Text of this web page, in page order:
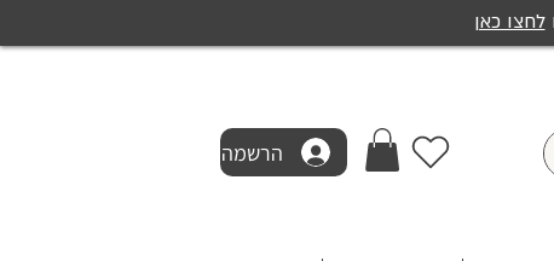
לחצו כאן
הרשמה